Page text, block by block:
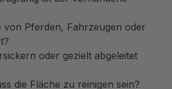
von Pferden, Fahrzeugen oder
oder gezielt abgeleitet
die Fläche zu reinigen sein?